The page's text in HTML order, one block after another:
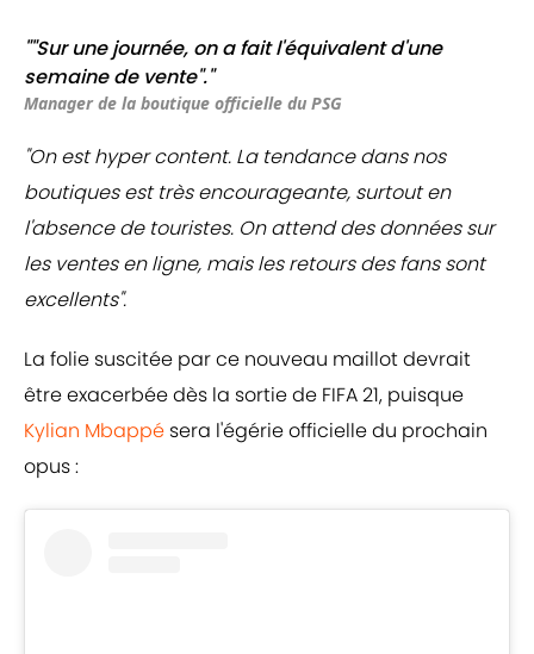
""Sur une journée, on a fait l'équivalent d'une
semaine de vente"."
Manager de la boutique officielle du PSG
"On est hyper content. La tendance dans nos
boutiques est très encourageante, surtout en
l'absence de touristes. On attend des données sur
les ventes en ligne, mais les retours des fans sont
excellents".
La folie suscitée par ce nouveau maillot devrait
être exacerbée dès la sortie de FIFA 21, puisque
Kylian Mbappé sera l'égérie officielle du prochain
opus :